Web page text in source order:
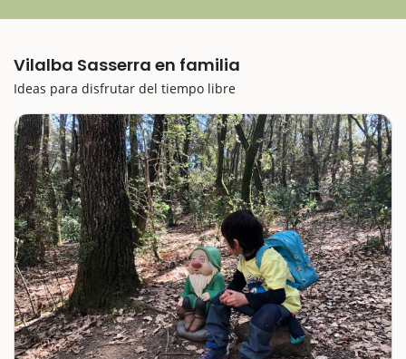
Vilalba Sasserra en familia
Ideas para disfrutar del tiempo libre